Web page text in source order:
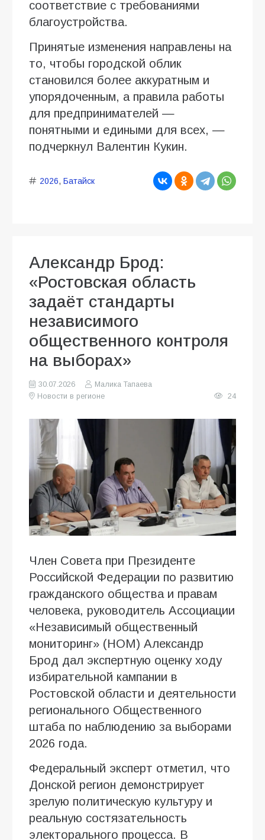
соответствие с требованиями
благоустройства.
Принятые изменения направлены на
то, чтобы городской облик
становился более аккуратным и
упорядоченным, а правила работы
для предпринимателей —
понятными и едиными для всех, —
подчеркнул Валентин Кукин.
2026, Батайск
Александр Брод:
«Ростовская область
задаёт стандарты
независимого
общественного контроля
на выборах»
30.07.2026
Малика Тапаева
Новости в регионе
24
Член Совета при Президенте
Российской Федерации по развитию
гражданского общества и правам
человека, руководитель Ассоциации
«Независимый общественный
мониторинг» (НОМ) Александр
Брод дал экспертную оценку ходу
избирательной кампании в
Ростовской области и деятельности
регионального Общественного
штаба по наблюдению за выборами
2026 года.
Федеральный эксперт отметил, что
Донской регион демонстрирует
зрелую политическую культуру и
реальную состязательность
электорального процесса. В